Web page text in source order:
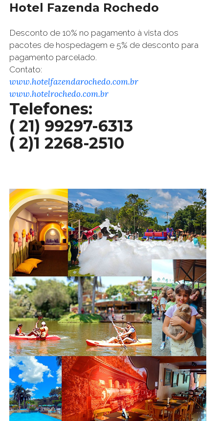
Hotel Fazenda Rochedo
Desconto de 10% no pagamento à vista dos
pacotes de hospedagem e 5% de desconto para
pagamento parcelado.
Contato:
www.hotelfazendarochedo.com.br
www.hotelrochedo.com.br
Telefones:
( 21) 99297-6313
( 2)1 2268-2510